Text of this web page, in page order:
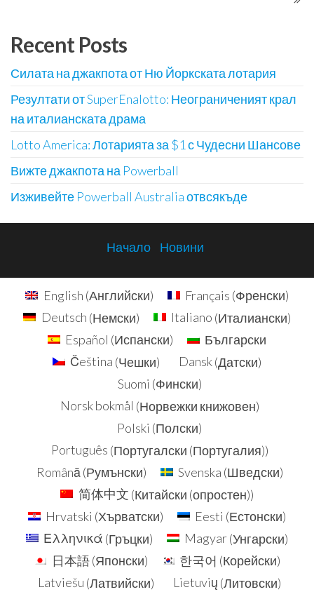
Recent Posts
Силата на джакпота от Ню Йоркската лотария
Резултати от SuperEnalotto: Неограниченият крал
на италианската драма
Lotto America: Лотарията за $1 с Чудесни Шансове
Вижте джакпота на Powerball
Изживейте Powerball Australia отвсякъде
Начало Новини
English (Английски) Français (Френски)
Deutsch (Немски) Italiano (Италиански)
Español (Испански)
Български
Čeština (Чешки) Dansk(Датски)
Suomi (Фински)
Norsk bokmål (Норвежки книжовен)
Polski (Полски)
Português (Португалски (Португалия))
Română(Румънски) Svenska (Шведски)
简体中文 (Китайски (опростен))
Hrvatski (Хърватски) Eesti (Естонски)
Ελληνικά (Гръцки) Magyar(Унгарски)
日本語(Японски) 한국어 (Корейски)
Latviešu (Латвийски) Lietuvių (Литовски)